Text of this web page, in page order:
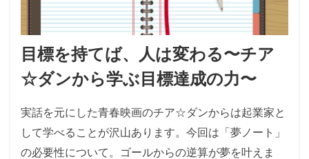
目標を持てば、人は変わる〜チア
☆ダンから学ぶ目標達成の力〜
実話を元にした青春映画のチア☆ダンからは起業家と
して学べることが沢山あります。今回は「夢ノート」
の必要性について。ゴールからの逆算が夢を叶えま